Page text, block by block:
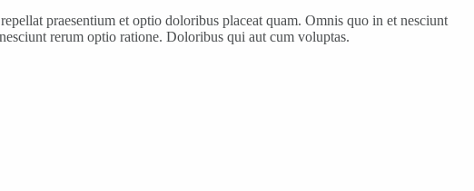
praesentium et optio doloribus placeat quam. Omnis quo in et nesciunt
rerum optio ratione. Doloribus qui aut cum voluptas.